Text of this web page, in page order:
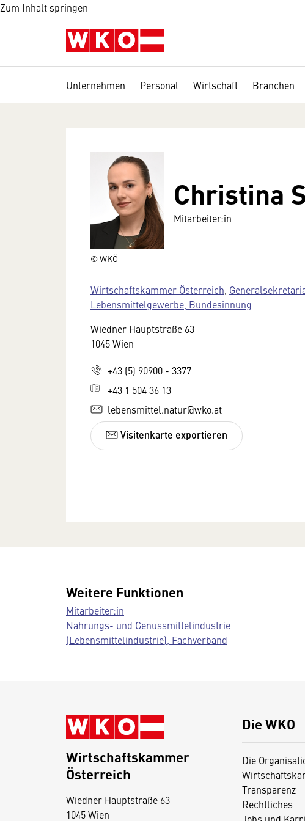
Zum Inhalt springen
Unternehmen Personal Wirtschaft Branchen
© WKÖ
Christina
Mitarbeiter:in
Wirtschaftskammer Österreich
Lebensmittelgewerbe, Bundesinnung
Wiedner Hauptstraße 63
1045 Wien
+43 (5) 90900 - 3377
+43 1 504 36 13
lebensmittel.natur@wko.at
Visitenkarte exportieren
Weitere Funktionen
Mitarbeiter:in
Nahrungs- und Genussmittelindustrie
(Lebensmittelindustrie), Fachverband
Die WKO
Die
Transparenz
Rechtliches
Wirtschaftskammer
Österreich
Wiedner Hauptstraße 63
1045 Wien